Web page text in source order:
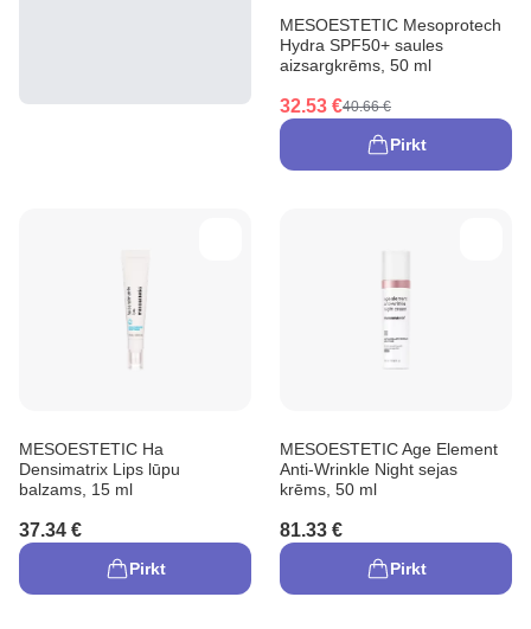
MESOESTETIC Mesoprotech
Hydra SPF50+ saules
aizsargkrēms, 50 ml
32.53 €40.66 €
Pirkt
MESOESTETIC Ha
Densimatrix Lips lūpu
balzams, 15 ml
37.34 €
Pirkt
MESOESTETIC Age Element
Anti-Wrinkle Night sejas
krēms, 50 ml
81.33 €
Pirkt